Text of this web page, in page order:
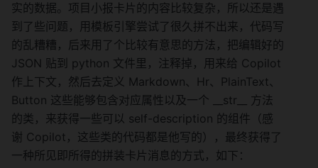
实的数据。项目小报卡片的内容比较复杂，所以还是遇
到了些问题，用模板引擎尝试了很久拼不出来，代码写
的乱糟糟，后来用了个比较有意思的方法，把编辑好的
JSON 贴到 python 文件里，注释掉，用来给 Copilot
作上下文，然后去定义 Markdown、Hr、PlainText、
Button 这些能够包含对应属性以及一个 __str__ 方法
的类，来获得一些可以 self-description 的组件（感
谢 Copilot，这些类的代码都是他写的），最终获得了
一种所见即所得的拼装卡片消息的方式，如下：